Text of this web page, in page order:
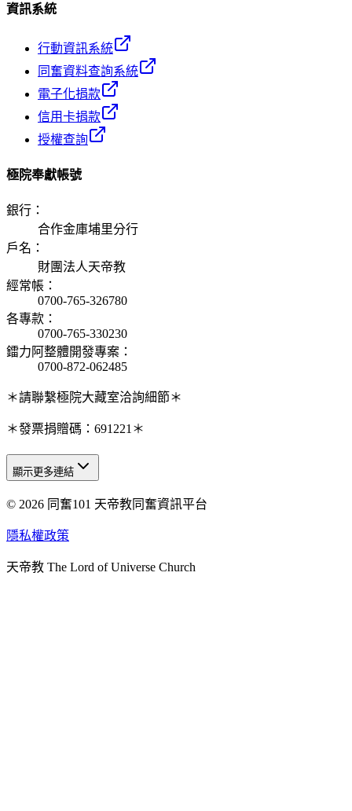
資訊系統
行動資訊系統
同奮資料查詢系統
電子化捐款
信用卡捐款
授權查詢
極院奉獻帳號
銀行 ：
合作金庫埔里分行
戶名 ：
財團法人天帝教
經常帳 ：
0700-765-326780
各專款 ：
0700-765-330230
鐳力阿整體開發專案 ：
0700-872-062485
＊請聯繫極院大藏室洽詢細節＊
＊發票捐贈碼：691221＊
天人研究總院
天人研究學院
天人炁功院
顯示更多連結
© 2026 同奮101 天帝教同奮資訊平台
隱私權政策
天帝教 The Lord of Universe Church